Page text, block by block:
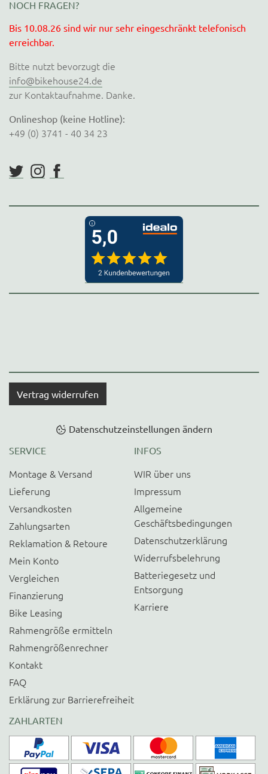
NOCH FRAGEN?
Bis 10.08.26 sind wir nur sehr eingeschränkt telefonisch
erreichbar.
Bitte nutzt bevorzugt die
info@bikehouse24.de
zur Kontaktaufnahme. Danke.
Onlineshop (keine Hotline):
+49 (0) 3741 - 40 34 23
Vertrag widerrufen
Datenschutzeinstellungen ändern
SERVICE
Montage & Versand
Lieferung
Versandkosten
Zahlungsarten
Reklamation & Retoure
Mein Konto
Vergleichen
Finanzierung
Bike Leasing
Rahmengröße ermitteln
Rahmengrößenrechner
Kontakt
FAQ
Erklärung zur Barrierefreiheit
INFOS
WIR über uns
Impressum
Allgemeine
Geschäftsbedingungen
Datenschutzerklärung
Widerrufsbelehrung
Batteriegesetz und
Entsorgung
Karriere
ZAHLARTEN